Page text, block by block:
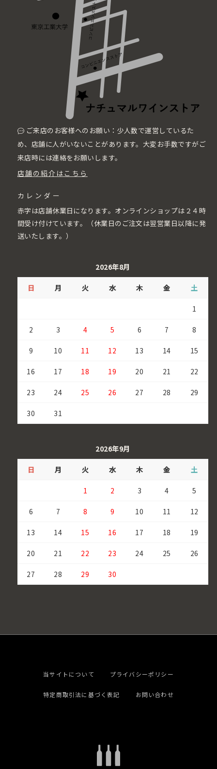
ご来店のお客様へのお願い：少人数で運営しているた
め、店舗に人がいないことがあります。大変お手数ですがご
来店時には連絡をお願いします。
店舗の紹介はこちら
カレンダー
赤字は店舗休業日になります。オンラインショップは２４時
間受け付けています。（休業日のご注文は翌営業日以降に発
送いたします。）
2026年8月
日 月 火 水 木 金 土
1
2 3 4 5 6 7 8
9 10 11 12 13 14 15
16 17 18 19 20 21 22
23 24 25 26 27 28 29
30 31
2026年9月
日 月 火 水 木 金 土
1 2 3 4 5
6 7 8 9 10 11 12
13 14 15 16 17 18 19
20 21 22 23 24 25 26
27 28 29 30
当サイトについて プライバシーポリシー
特定商取引法に基づく表記 お問い合わせ